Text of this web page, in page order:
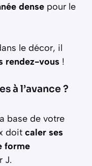
dense pour le
le décor, il
rendez-vous !
à l’avance ?
base de votre
doit caler ses
forme
J.